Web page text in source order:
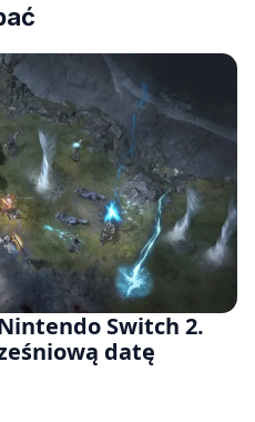
Switch 2.
datę